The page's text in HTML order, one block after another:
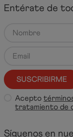
Entérate de
SUSCRIBIRME
Acepto
tratamiento de
Síguenos en